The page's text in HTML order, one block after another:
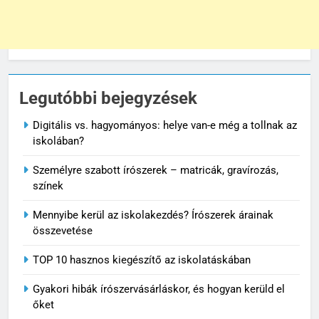
Legutóbbi bejegyzések
Digitális vs. hagyományos: helye van-e még a tollnak az
iskolában?
Személyre szabott írószerek – matricák, gravírozás,
színek
Mennyibe kerül az iskolakezdés? Írószerek árainak
összevetése
TOP 10 hasznos kiegészítő az iskolatáskában
Gyakori hibák írószervásárláskor, és hogyan kerüld el
őket